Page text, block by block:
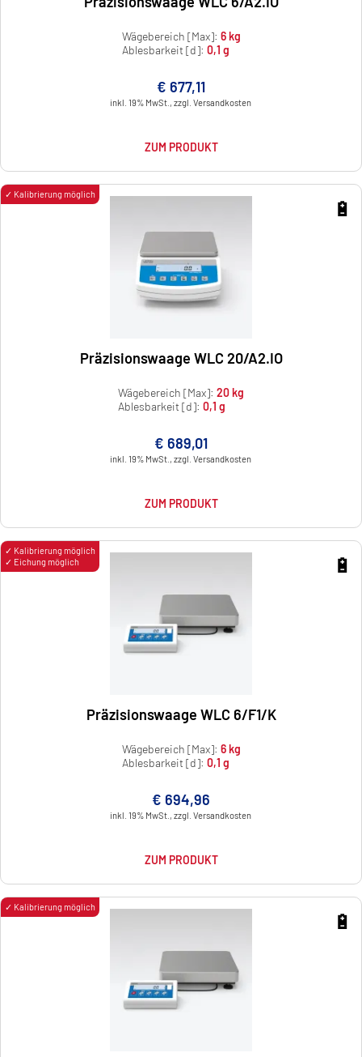
Wägebereich [Max]: 6 kg
Ablesbarkeit [d]: 0,1 g
€ 677,11
inkl. 19% MwSt., zzgl. Versandkosten
ZUM PRODUKT
✓ Kalibrierung möglich
🔋
Präzisionswaage WLC 20/A2.IO
Wägebereich [Max]: 20 kg
Ablesbarkeit [d]: 0,1 g
€ 689,01
inkl. 19% MwSt., zzgl. Versandkosten
ZUM PRODUKT
✓ Kalibrierung möglich
✓ Eichung möglich
🔋
Präzisionswaage WLC 6/F1/K
Wägebereich [Max]: 6 kg
Ablesbarkeit [d]: 0,1 g
€ 694,96
inkl. 19% MwSt., zzgl. Versandkosten
ZUM PRODUKT
✓ Kalibrierung möglich
🔋